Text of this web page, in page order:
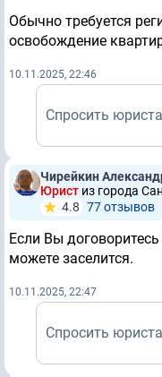
Обычно требуется
освобождение
10.11.2025, 22:46
Спросить юриста
Чирейкин
Юрист из города
4.8 77 отзывов
Если Вы
можете заселится.
10.11.2025, 22:47
Спросить юриста